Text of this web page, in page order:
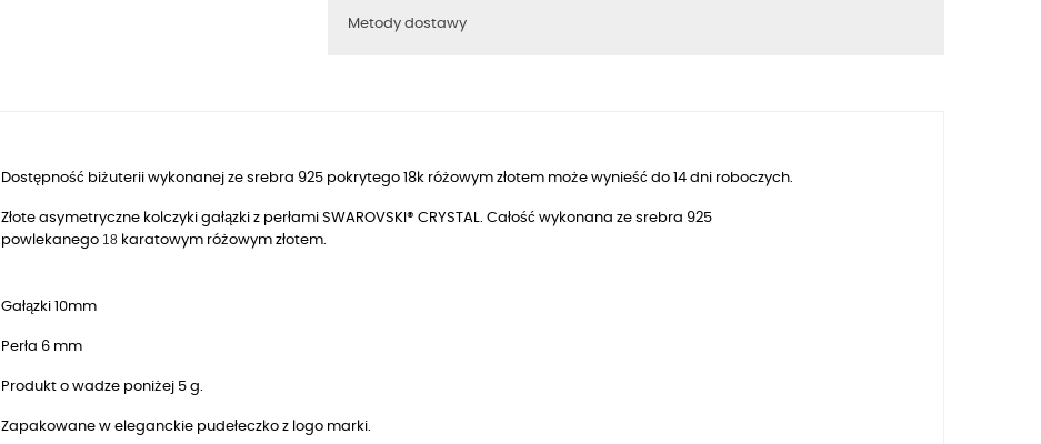
Metody dostawy
Dostępność biżuterii wykonanej ze srebra 925 pokrytego 18k różowym złotem może wynieść do 14 dni roboczych.
Złote asymetryczne kolczyki gałązki z perłami SWAROVSKI® CRYSTAL. Całość wykonana ze srebra 925
powlekanego 18 karatowym różowym złotem.
Gałązki 10mm
Perła 6 mm
Produkt o wadze poniżej 5 g.
Zapakowane w eleganckie pudełeczko z logo marki.